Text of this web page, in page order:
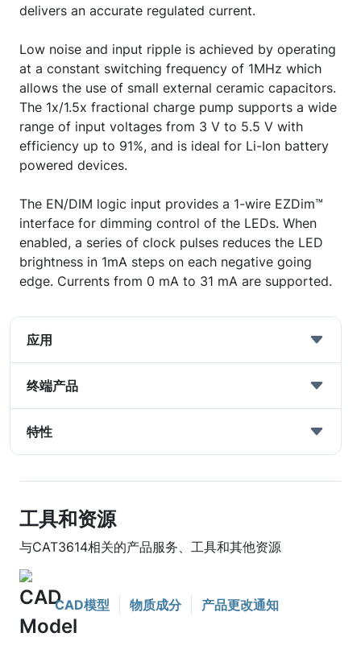
delivers an accurate regulated current.
Low noise and input ripple is achieved by operating
at a constant switching frequency of 1MHz which
allows the use of small external ceramic capacitors.
The 1x/1.5x fractional charge pump supports a wide
range of input voltages from 3 V to 5.5 V with
efficiency up to 91%, and is ideal for Li-Ion battery
powered devices.
The EN/DIM logic input provides a 1-wire EZDim™
interface for dimming control of the LEDs. When
enabled, a series of clock pulses reduces the LED
brightness in 1mA steps on each negative going
edge. Currents from 0 mA to 31 mA are supported.
应用
终端产品
特性
工具和资源
与CAT3614相关的产品服务、工具和其他资源
CAD模型 物质成分 产品更改通知